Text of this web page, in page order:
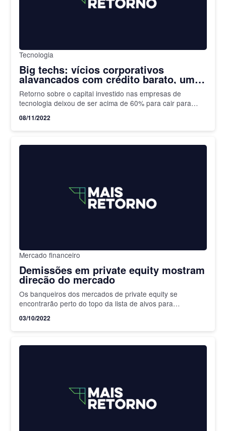
Tecnologia
Big techs: vícios corporativos
alavancados com crédito barato, uma
trilha para as dificuldades
Retorno sobre o capital investido nas empresas de
tecnologia deixou de ser acima de 60% para cair para
08/11/2022
Mercado financeiro
Demissões em private equity mostram
direção do mercado
Os banqueiros dos mercados de private equity se
encontrarão perto do topo da lista de alvos para
03/10/2022